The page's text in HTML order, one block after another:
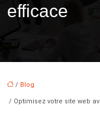
efficace
/ Blog
/ Optimisez votre site web